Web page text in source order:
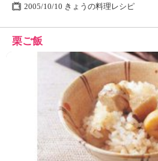
2005/10/10 きょうの料理レシピ
栗ご飯